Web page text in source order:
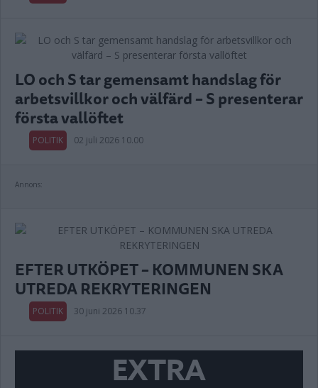
LO och S tar gemensamt handslag för
arbetsvillkor och välfärd – S presenterar
första vallöftet
POLITIK 02 juli 2026 10.00
Annons:
EFTER UTKÖPET – KOMMUNEN SKA
UTREDA REKRYTERINGEN
POLITIK 30 juni 2026 10.37
EXTRA